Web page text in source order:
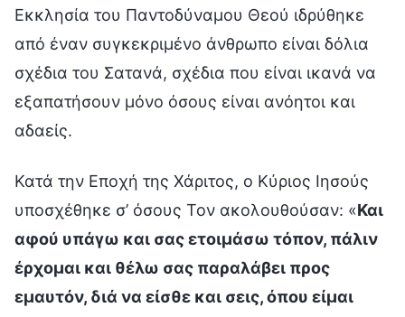
Εκκλησία του Παντοδύναμου Θεού ιδρύθηκε
από έναν συγκεκριμένο άνθρωπο είναι δόλια
σχέδια του Σατανά, σχέδια που είναι ικανά να
εξαπατήσουν μόνο όσους είναι ανόητοι και
αδαείς.
Κατά την Εποχή της Χάριτος, ο Κύριος Ιησούς
υποσχέθηκε σ’ όσους Τον ακολουθούσαν: «Και
αφού υπάγω και σας ετοιμάσω τόπον, πάλιν
έρχομαι και θέλω σας παραλάβει προς
εμαυτόν, διά να είσθε και σεις, όπου είμαι